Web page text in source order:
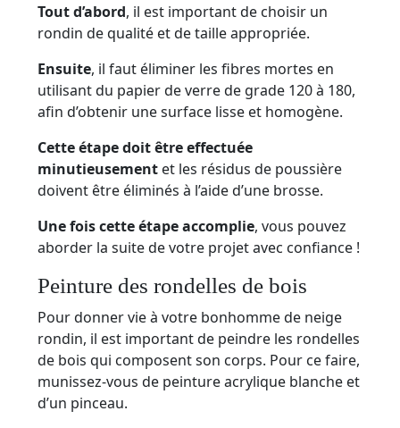
Tout d’abord, il est important de choisir un
rondin de qualité et de taille appropriée.
Ensuite, il faut éliminer les fibres mortes en
utilisant du papier de verre de grade 120 à 180,
afin d’obtenir une surface lisse et homogène.
Cette étape doit être effectuée
minutieusement et les résidus de poussière
doivent être éliminés à l’aide d’une brosse.
Une fois cette étape accomplie, vous pouvez
aborder la suite de votre projet avec confiance !
Peinture des rondelles de bois
Pour donner vie à votre bonhomme de neige
rondin, il est important de peindre les rondelles
de bois qui composent son corps. Pour ce faire,
munissez-vous de peinture acrylique blanche et
d’un pinceau.